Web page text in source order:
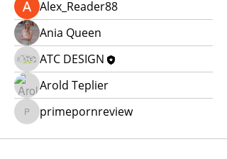
Alex_Reader88
Ania Queen
ATC DESIGN
Arold Teplier
primepornreview
primepornreview